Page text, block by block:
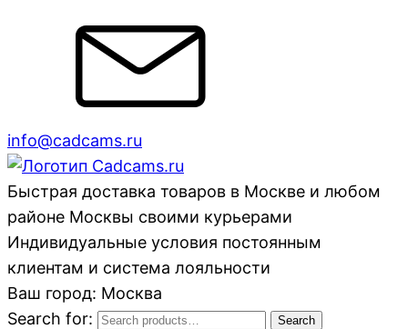
info@cadcams.ru
Быстрая доставка товаров в Москве и любом
районе Москвы своими курьерами
Индивидуальные условия постоянным
клиентам и система лояльности
Ваш город: Москва
Search for:
Search